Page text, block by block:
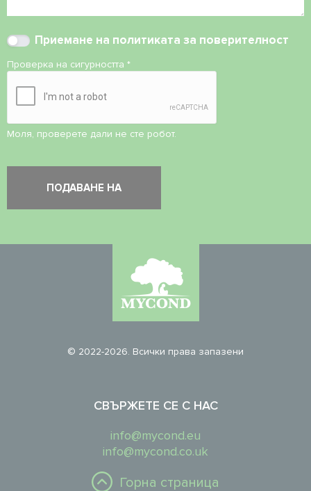
Приемане на политиката за поверителност
Проверка на сигурността *
Моля, проверете дали не сте робот.
© 2022-2026. Всички права запазени
СВЪРЖЕТЕ СЕ С НАС
info@mycond.eu
info@mycond.co.uk
Горна страница